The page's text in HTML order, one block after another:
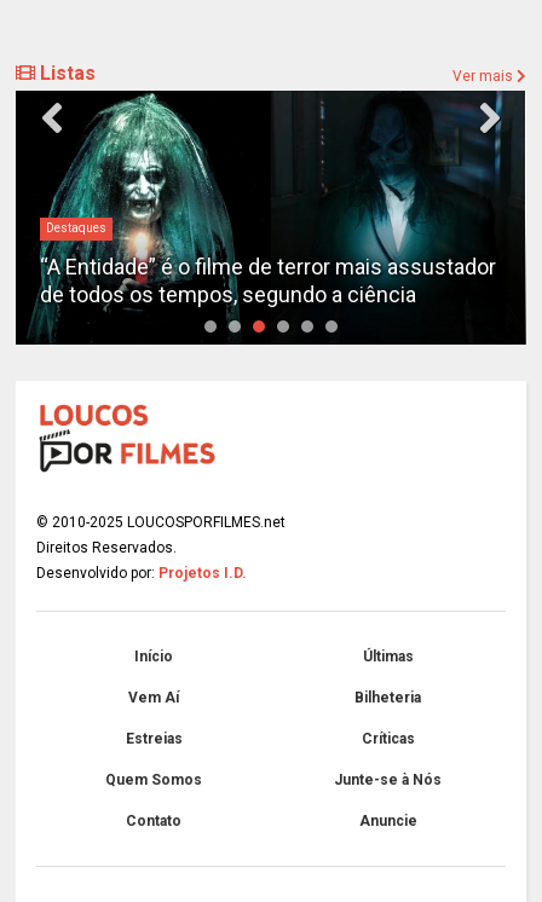
Listas Ver mais
Destaques
“A Entidade” é o filme de terror mais assustador
de todos os tempos, segundo a ciência
© 2010-2025 LOUCOSPORFILMES.net
Direitos Reservados.
Desenvolvido por: Projetos I.D.
Início Últimas
Vem Aí Bilheteria
Estreias Críticas
Quem Somos Junte-se à Nós
Contato Anuncie